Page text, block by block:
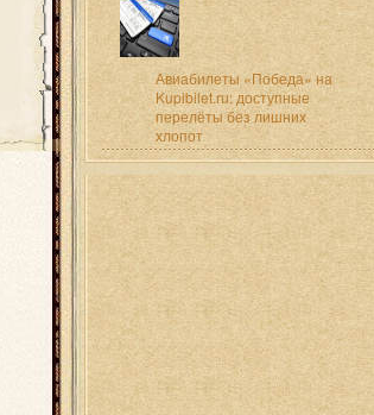
Авиабилеты «Победа» на
Kupibilet.ru: доступные
перелёты без лишних
хлопот